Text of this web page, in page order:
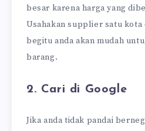
besar karena harga yang
Usahakan supplier satu kota
begitu anda akan mudah
barang.
2. Cari di Google
Jika anda tidak pandai